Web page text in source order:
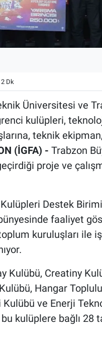
Dk
Üniversitesi ve
kulüpleri,
teknik
(İGFA) - Trabzon
proje ve
Destek
faaliyet
kuruluşları ile
Kulübü, Creatiny
Hangar
ve Enerji
kulüplere bağlı 28